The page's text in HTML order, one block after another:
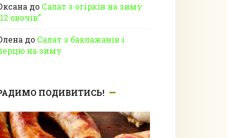
до Салат з огірків на зиму
овочів”
до Салат з баклажанів і
на зиму
ПОДИВИТИСЬ!